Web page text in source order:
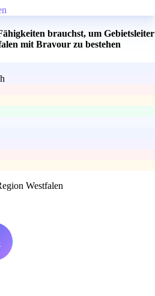
brauchst, um Gebietsleiter
mit Bravour zu bestehen
Westfalen